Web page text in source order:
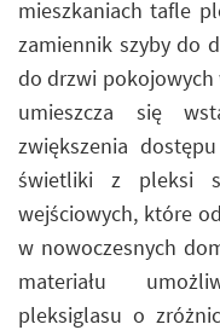
mieszkaniach tafle
zamiennik szyby do
do drzwi
umieszcza się
zwiększenia
świetliki z pleksi
wejściowych, które
w nowoczesnych
materiału
pleksiglasu o